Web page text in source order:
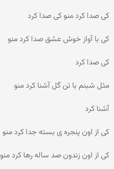
کی صدا کرد منو کی صدا کرد
کی با آواز خوش عشق صدا کرد منو
کی صدا کرد
مثل شبنم با تن گل آشنا کرد منو
آشنا کرد
کی از اون پنجره ی بسته جدا کرد منو
کی از اون زندون صد ساله رها کرد منو